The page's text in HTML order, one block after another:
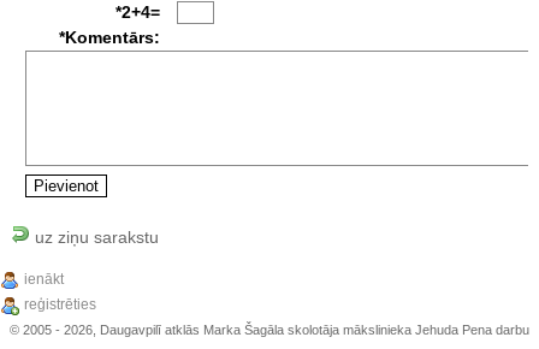
*2+4=
*Komentārs:
uz ziņu sarakstu
ienākt
reģistrēties
© 2005 - 2026, Daugavpilī atklās Marka Šagāla skolotāja mākslinieka Jehuda Pena darbu